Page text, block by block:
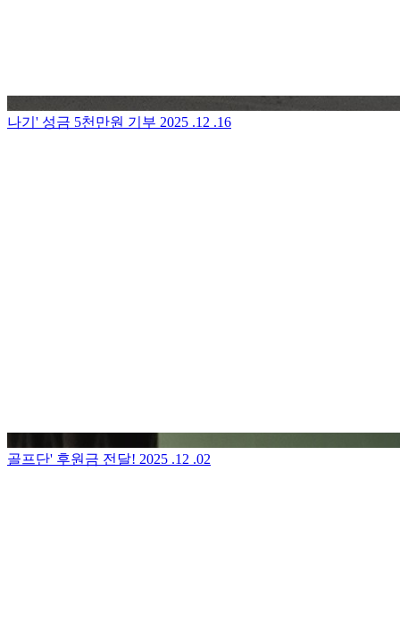
나기' 성금 5천만원 기부 2025 .12 .16
골프단' 후원금 전달! 2025 .12 .02